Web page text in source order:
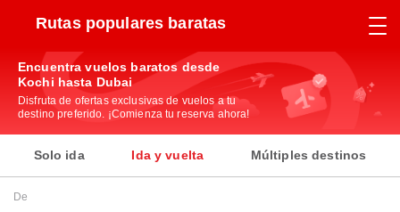
Rutas populares baratas
Encuentra vuelos baratos desde
Kochi hasta Dubai
Disfruta de ofertas exclusivas de vuelos a tu
destino preferido. ¡Comienza tu reserva ahora!
Solo ida Ida y vuelta Múltiples destinos
De